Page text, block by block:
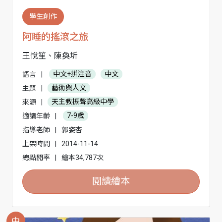
學生創作
阿睡的搖滾之旅
王悅笙、陳奐圻
語言 中文+拼注音
中文
主題
藝術與人文
來源
天主教振聲高級中學
適讀年齡
7-9歲
指導老師
郭姿杏
上架時間
2014-11-14
總點閱率
繪本34,787次
閱讀繪本